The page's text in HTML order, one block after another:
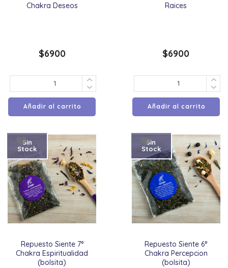
Chakra Deseos
$6900
Añadir al carrito
Raices
$6900
Añadir al carrito
Repuesto Siente 7°
Chakra Espiritualidad
(bolsita)
Sin
Stock
Repuesto Siente 6°
Chakra Percepcion
(bolsita)
Sin
Stock